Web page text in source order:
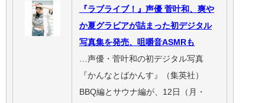
『ラブライブ！』声優 菅叶和、爽や
か夏グラビアが詰まった初デジタル
写真集を発売、咀嚼音ASMRも
…声優・菅叶和の初デジタル写真
『かんなとばかんす』（集英社）
BBQ編とサウナ編が、12日（月・